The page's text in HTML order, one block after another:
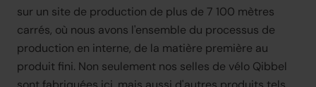
sur un site de production de plus de 7 100 mètres
carrés, où nous avons l'ensemble du processus de
production en interne, de la matière première au
produit fini. Non seulement nos selles de vélo Qibbel